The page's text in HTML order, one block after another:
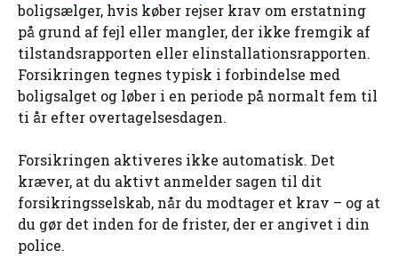
boligsælger, hvis køber rejser krav om erstatning
på grund af fejl eller mangler, der ikke fremgik af
tilstandsrapporten eller elinstallationsrapporten.
Forsikringen tegnes typisk i forbindelse med
boligsalget og løber i en periode på normalt fem til
ti år efter overtagelsesdagen.
Forsikringen aktiveres ikke automatisk. Det
kræver, at du aktivt anmelder sagen til dit
forsikringsselskab, når du modtager et krav – og at
du gør det inden for de frister, der er angivet i din
police.